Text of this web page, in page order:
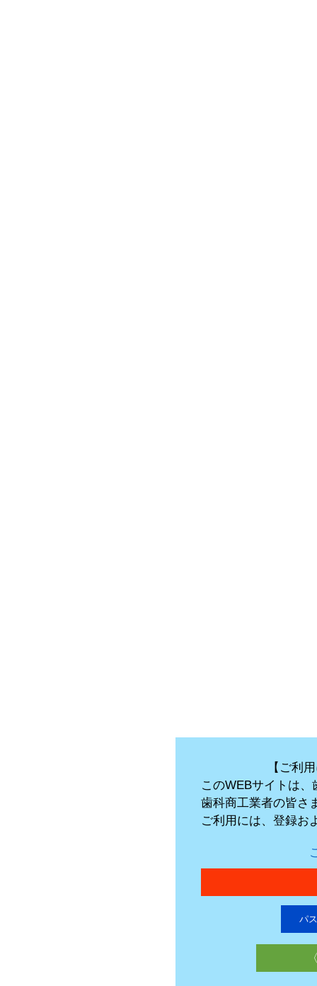
【ご利
このWEBサイトは
歯科商工業者の皆さ
ご利用には、登録お
パ